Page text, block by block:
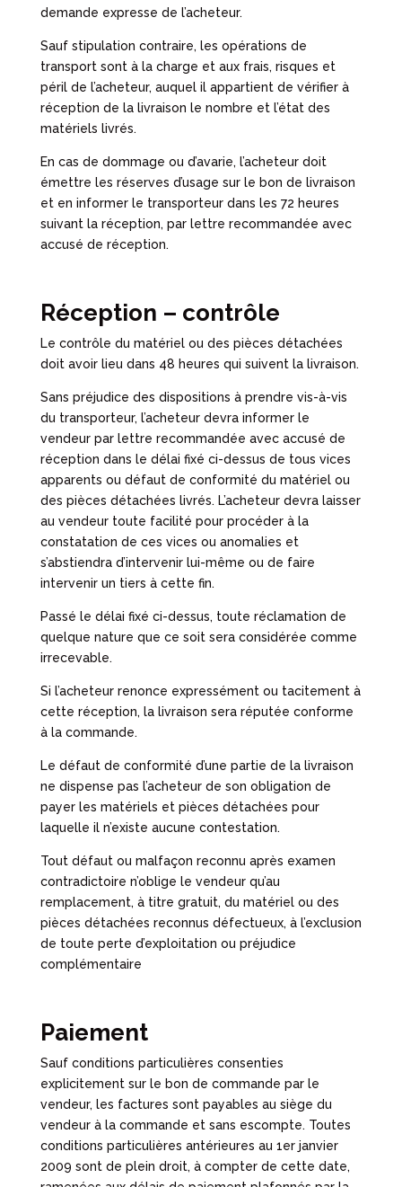
demande expresse de l’acheteur.
Sauf stipulation contraire, les opérations de
transport sont à la charge et aux frais, risques et
péril de l’acheteur, auquel il appartient de vérifier à
réception de la livraison le nombre et l’état des
matériels livrés.
En cas de dommage ou d’avarie, l’acheteur doit
émettre les réserves d’usage sur le bon de livraison
et en informer le transporteur dans les 72 heures
suivant la réception, par lettre recommandée avec
accusé de réception.
Réception – contrôle
Le contrôle du matériel ou des pièces détachées
doit avoir lieu dans 48 heures qui suivent la livraison.
Sans préjudice des dispositions à prendre vis-à-vis
du transporteur, l’acheteur devra informer le
vendeur par lettre recommandée avec accusé de
réception dans le délai fixé ci-dessus de tous vices
apparents ou défaut de conformité du matériel ou
des pièces détachées livrés. L’acheteur devra laisser
au vendeur toute facilité pour procéder à la
constatation de ces vices ou anomalies et
s’abstiendra d’intervenir lui-même ou de faire
intervenir un tiers à cette fin.
Passé le délai fixé ci-dessus, toute réclamation de
quelque nature que ce soit sera considérée comme
irrecevable.
Si l’acheteur renonce expressément ou tacitement à
cette réception, la livraison sera réputée conforme
à la commande.
Le défaut de conformité d’une partie de la livraison
ne dispense pas l’acheteur de son obligation de
payer les matériels et pièces détachées pour
laquelle il n’existe aucune contestation.
Tout défaut ou malfaçon reconnu après examen
contradictoire n’oblige le vendeur qu’au
remplacement, à titre gratuit, du matériel ou des
pièces détachées reconnus défectueux, à l’exclusion
de toute perte d’exploitation ou préjudice
complémentaire
Paiement
Sauf conditions particulières consenties
explicitement sur le bon de commande par le
vendeur, les factures sont payables au siège du
vendeur à la commande et sans escompte. Toutes
conditions particulières antérieures au 1er janvier
2009 sont de plein droit, à compter de cette date,